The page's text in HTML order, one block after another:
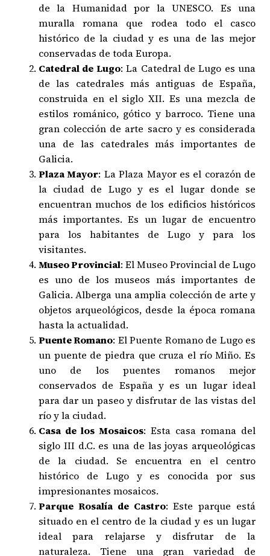
de la Humanidad por la UNESCO. Es una
muralla romana que rodea todo el casco
histórico de la ciudad y es una de las mejor
conservadas de toda Europa.
Catedral de Lugo: La Catedral de Lugo es una
de las catedrales más antiguas de España,
construida en el siglo XII. Es una mezcla de
estilos románico, gótico y barroco. Tiene una
gran colección de arte sacro y es considerada
una de las catedrales más importantes de
Galicia.
Plaza Mayor: La Plaza Mayor es el corazón de
la ciudad de Lugo y es el lugar donde se
encuentran muchos de los edificios históricos
más importantes. Es un lugar de encuentro
para los habitantes de Lugo y para los
visitantes.
Museo Provincial: El Museo Provincial de Lugo
es uno de los museos más importantes de
Galicia. Alberga una amplia colección de arte y
objetos arqueológicos, desde la época romana
hasta la actualidad.
Puente Romano: El Puente Romano de Lugo es
un puente de piedra que cruza el río Miño. Es
uno de los puentes romanos mejor
conservados de España y es un lugar ideal
para dar un paseo y disfrutar de las vistas del
río y la ciudad.
Casa de los Mosaicos: Esta casa romana del
siglo III d.C. es una de las joyas arqueológicas
de la ciudad. Se encuentra en el centro
histórico de Lugo y es conocida por sus
impresionantes mosaicos.
Parque Rosalía de Castro: Este parque está
situado en el centro de la ciudad y es un lugar
ideal para relajarse y disfrutar de la
naturaleza. Tiene una gran variedad de